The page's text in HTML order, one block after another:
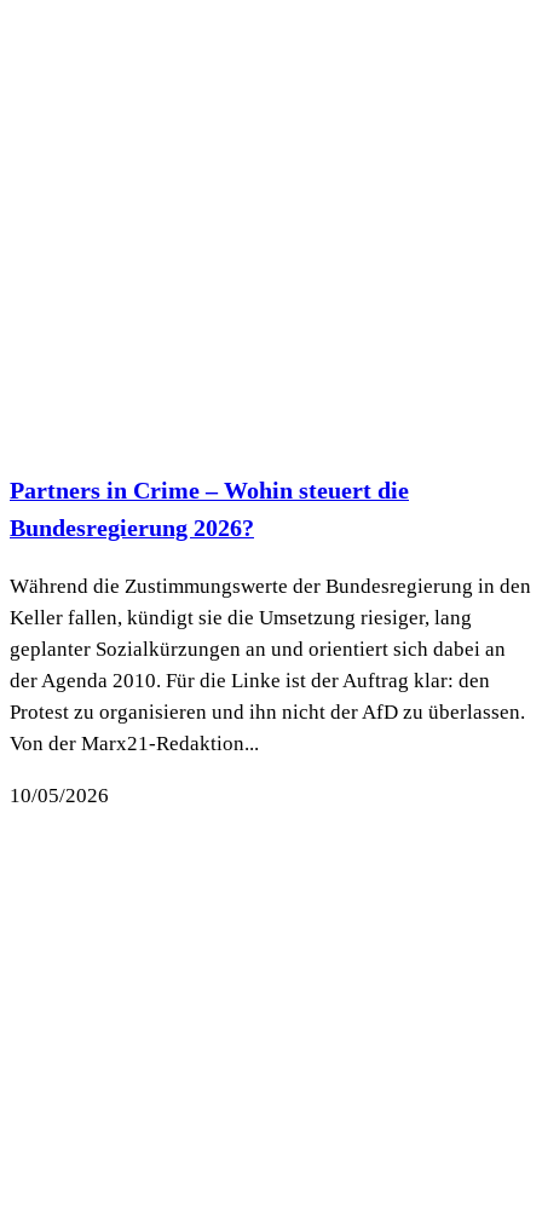
Partners in Crime – Wohin steuert die
Bundesregierung 2026?
Während die Zustimmungswerte der Bundesregierung in den
Keller fallen, kündigt sie die Umsetzung riesiger, lang
geplanter Sozialkürzungen an und orientiert sich dabei an
der Agenda 2010. Für die Linke ist der Auftrag klar: den
Protest zu organisieren und ihn nicht der AfD zu überlassen.
Von der Marx21-Redaktion...
10/05/2026